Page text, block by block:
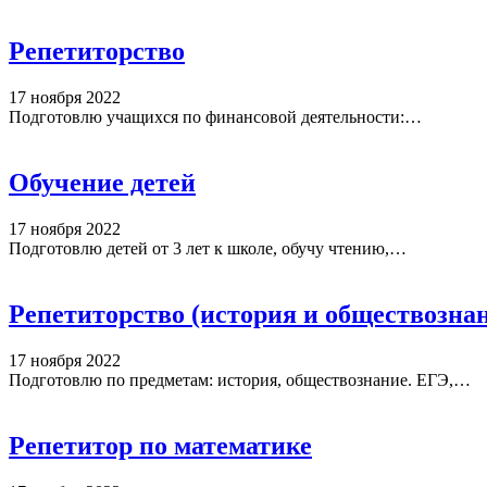
Репетиторство
17 ноября 2022
Подготовлю учащихся по финансовой деятельности:…
Обучение детей
17 ноября 2022
Подготовлю детей от 3 лет к школе, обучу чтению,…
Репетиторство (история и
17 ноября 2022
Подготовлю по предметам: история, обществознание. ЕГЭ,…
Репетитор по математике